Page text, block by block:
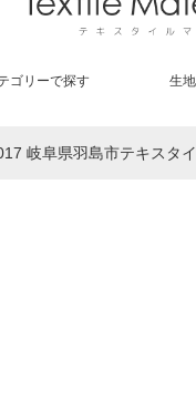
ゴリーで探す 生
岐阜県羽島市テキスタ